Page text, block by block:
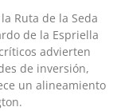
Ruta de la Seda
de la Espriella
advierten
de inversión,
un alineamiento